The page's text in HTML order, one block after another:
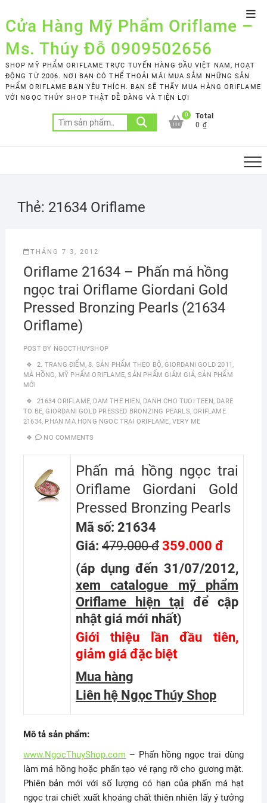
to
content
Cửa Hàng Mỹ Phẩm Oriflame –
Ms. Thúy Đỗ 0909502656
SHOP MỸ PHẨM ORIFLAME TRỰC TUYẾN HÀNG ĐẦU VIỆT NAM, HOẠT
ĐỘNG TỪ 2006. NƠI BẠN CÓ THỂ THOẢI MÁI MUA SẮM NHỮNG SẢN
PHẨM ORIFLAME BẠN YÊU THÍCH. BẠN SẼ THẤY MUA HÀNG ORIFLAME
VỚI NGỌC THÚY SHOP THẬT DỄ DÀNG VÀ TIỆN LỢI
Tìm
kiếm:
0
Total
0 ₫
Thẻ: 21634 Oriflame
THÁNG 7 3, 2012
Oriflame 21634 – Phấn má hồng
ngọc trai Oriflame Giordani Gold
Pressed Bronzing Pearls (21634
Oriflame)
POST BY NGOCTHUYSHOP
2. TRANG ĐIỂM,8. SẢN PHẨM THEO BỘ,GIORDANI GOLD 2011,
MÁ HỒNG, MỸ PHẨM ORIFLAME,SẢN PHẨM GIẢM GIÁ,SẢN PHẨM
MỚI
21634 ORIFLAME, DAM THE HIEN, DANH CHO TUOI TEEN, DARE
TO BE,GIORDANI GOLD PRESSED BRONZING PEARLS,ORIFLAME
21634, PHAN MA HONG NGOC TRAI ORIFLAME, VERY ME
NO COMMENTS
Phấn má hồng ngọc trai
Oriflame Giordani Gold
Pressed Bronzing Pearls
Mã số: 21634
Giá: 479.000 đ359.000 đ
(áp dụng đến 31/07/2012,
xem catalogue mỹ phẩm
Oriflame hiện tại
để cập
nhật giá mới nhất)
Giới thiệu lần đầu tiên,
giảm giá đặc biệt
Mua hàng
Liên hệ Ngọc Thúy Shop
Mô tả sản phẩm:
www.NgocThuyShop.com– Phấn hồng ngọc trai dùng
làm má hồng hoặc phấn tạo vẻ rạng rỡ cho gương mặt.
Phiên bản mới với số lượng có hạn của phấn má hạt
ngọc trai chiết xuất khoáng chất thiên nhiên lấy ý tưởng